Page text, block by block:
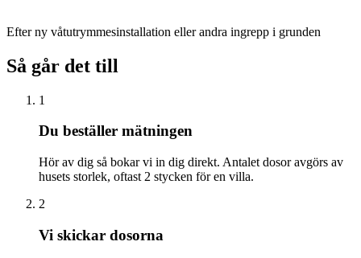
Efter ny våtutrymmesinstallation eller andra ingrepp i grunden
Så går det till
1
Du beställer mätningen
Hör av dig så bokar vi in dig direkt. Antalet dosor avgörs av
husets storlek, oftast 2 stycken för en villa.
2
Vi skickar dosorna